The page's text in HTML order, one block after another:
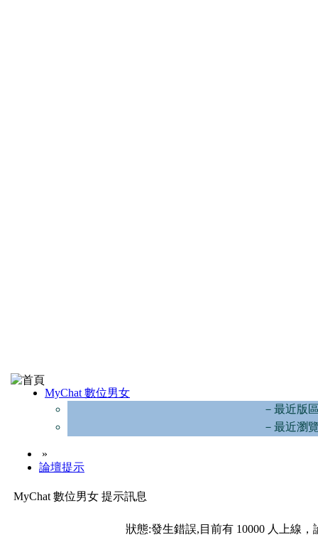
MyChat 數位男女
－最近版
－最近瀏
»
論壇提示
MyChat 數位男女 提示訊息
狀態:發生錯誤,目前有 10000 人上線